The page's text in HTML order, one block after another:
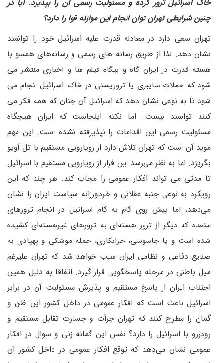
خاک اسرائیل ترور کرده و مسئولیت رسمی آن را بپذیرد. آیا در
چنین شرایطی تهران توان انجام این موازنه قوا را دارد؟
تهران سعی دارد در معادله قدرت علیه اسرائیل خود را توانمند
نشان دهد. لذا از طریق رسانه های رسمی و رسانه‌های همسو با
هسته قدرت در ایران گاه و بیگاه فیلم ها و اخباری منتشر می
شود که حملات سایبری یا تروریستی در خاک اسرائیل انجام می
شود تا به نوعی نشان دهد که اسرائیل آن چنان که همه فکر می
کنند توانمند نیست. اما نکته اینجاست که ایران هیچگاه
مسئولیت رسمی این اقدامات را نپذیرفته نشده است. این مهم
موید آن است که تهران تلاش دارد از رویارویی مستقیم با تل آویو
بگریزد. اما به نظر می‌رسد این فرار از رویارویی مستقیم با اسرائیل
تا مدتی می تواند افکار عمومی را مجاب کند. هر چند که این
رویکرد به نوعی جنبه عقلانی و خردورزانه سیاست ایران را نشان
می‌دهد، اما پیش روی گام به گام اسرائیل در انجام ترورهای
متعدد که دیگر از ترور هسته‌ای به ترورهای غیرهسته‌ای کشیده
شده است و یا جاسوسی، خرابکاری، حمله موشکی و پهپادی به
صنایع دفاعی و نظامی ایران سبب خواهد شد که تهران علیرغم
میل باطنی در مرحله پاسخگویی قرار گیرد. اتفاقا به دلیل همین
اجتناب ایران از پاسخ مستقیم و پذیرش مسئولیت آن در برابر
اسرائیل باعث است که افکار عمومی در داخل کشور این ظن و
گمان را مطرح کنند که تهران جرأت و جسارت تقابل مستقیم و
رودررو با اسرائیل را دارد؟ نفس این گمانه زنی و سوال در افکار
عمومی نشان می‌دهد که توقع افکار عمومی در داخل کشور آن